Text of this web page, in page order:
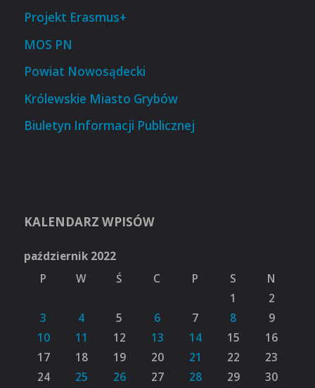
Projekt Erasmus+
MOS PN
Powiat Nowosądecki
Królewskie Miasto Grybów
Biuletyn Informacji Publicznej
KALENDARZ WPISÓW
październik 2022
P
W Ś C P S
N
1
2
3
4 5 6 7 8
9
10
11 12 13 14 15
16
17
18 19 20 21 22
23
24
25 26 27 28 29
30